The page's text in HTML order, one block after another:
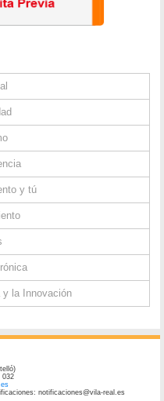
y tú
y la Innovación
032
notificaciones@vila-real.es